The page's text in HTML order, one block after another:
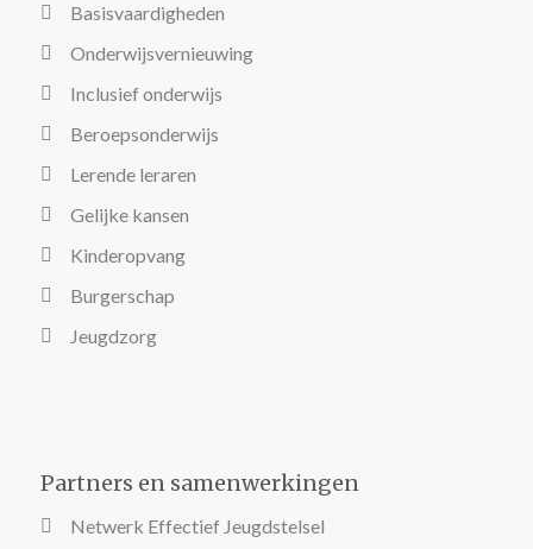
Basisvaardigheden
Onderwijsvernieuwing
Inclusief onderwijs
Beroepsonderwijs
Lerende leraren
Gelijke kansen
Kinderopvang
Burgerschap
Jeugdzorg
Partners en samenwerkingen
Netwerk Effectief Jeugdstelsel